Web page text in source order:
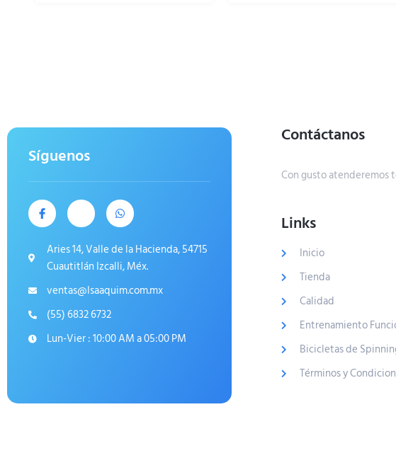
Síguenos
Aries 14, Valle de la Hacienda, 54715
Cuautitlán Izcalli, Méx.
ventas@Isaaquim.com.mx
(55) 6832 6732
Lun-Vier : 10:00 AM a 05:00 PM
Contáctanos
Con gusto atenderemos
Links
Inicio
Tienda
Calidad
Entrenamiento
Bicicletas de
Términos y